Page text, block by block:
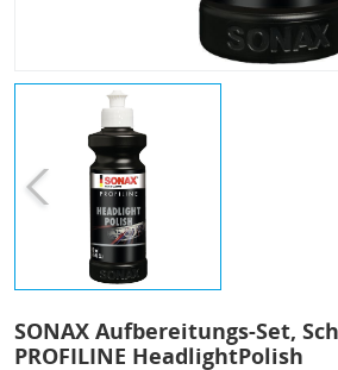
SONAX Aufbereitungs-Set,
PROFILINE HeadlightPolish